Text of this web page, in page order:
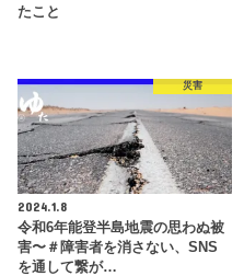
たこと
災害
2024.1.8
令和6年能登半島地震の思わぬ被
害〜＃障害者を消さない、SNS
を通して繋が…